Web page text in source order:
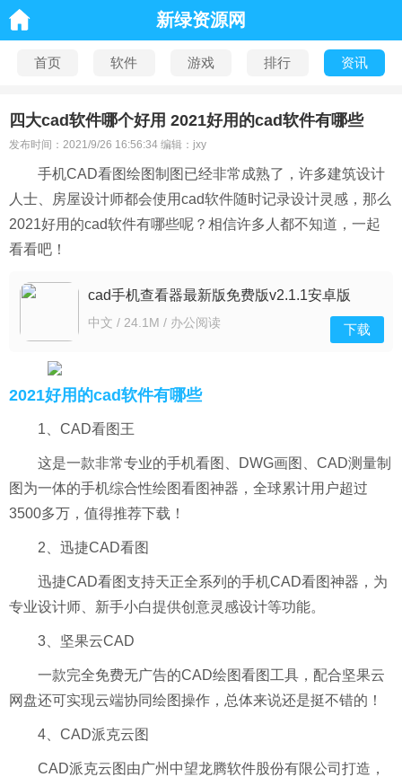
新绿资源网
首页 软件 游戏 排行 资讯
四大cad软件哪个好用 2021好用的cad软件有哪些
发布时间：2021/9/26 16:56:34 编辑：jxy
手机CAD看图绘图制图已经非常成熟了，许多建筑设计
人士、房屋设计师都会使用cad软件随时记录设计灵感，那么
2021好用的cad软件有哪些呢？相信许多人都不知道，一起
看看吧！
cad手机查看器最新版免费版v2.1.1安卓版
中文 / 24.1M / 办公阅读 下载
2021好用的cad软件有哪些
1、CAD看图王
这是一款非常专业的手机看图、DWG画图、CAD测量制
图为一体的手机综合性绘图看图神器，全球累计用户超过
3500多万，值得推荐下载！
2、迅捷CAD看图
迅捷CAD看图支持天正全系列的手机CAD看图神器，为
专业设计师、新手小白提供创意灵感设计等功能。
3、坚果云CAD
一款完全免费无广告的CAD绘图看图工具，配合坚果云
网盘还可实现云端协同绘图操作，总体来说还是挺不错的！
4、CAD派克云图
CAD派克云图由广州中望龙腾软件股份有限公司打造，